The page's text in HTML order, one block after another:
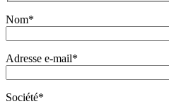
Nom*
Adresse e-mail*
Société*